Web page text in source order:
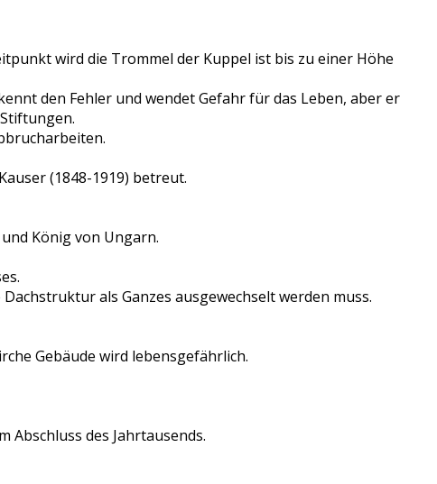
wird die Trommel der Kuppel ist bis zu einer Höhe
den Fehler und wendet Gefahr für das Leben, aber er
(1848-1919) betreut.
König von Ungarn.
als Ganzes ausgewechselt werden muss.
Gebäude wird lebensgefährlich.
Abschluss des Jahrtausends.